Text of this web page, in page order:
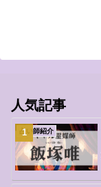
人気記事
占い師紹介